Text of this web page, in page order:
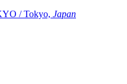
/ Tokyo, Japan